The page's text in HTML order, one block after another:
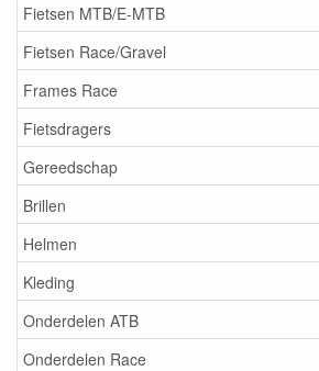
Fietsen MTB/E-MTB
Fietsen Race/Gravel
Frames Race
Fietsdragers
Gereedschap
Brillen
Helmen
Kleding
Onderdelen ATB
Onderdelen Race